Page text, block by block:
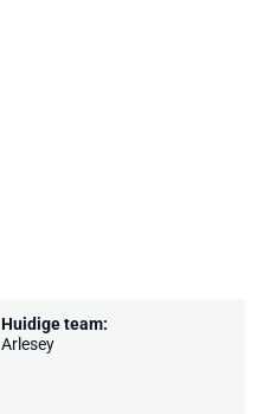
Huidige team:
Arlesey